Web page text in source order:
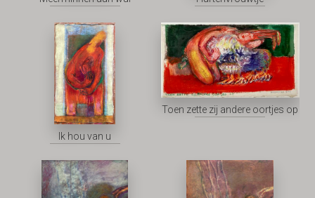
Ik hou van u
Toen zette zij andere oortjes op